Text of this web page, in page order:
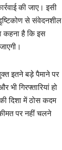
की जाए। इसी
से संवेदनशील
कहना है कि इस
इतने बड़े पैमाने पर
गिरफ्तारियां हो
दिशा में ठोस कदम
पर नहीं चलने